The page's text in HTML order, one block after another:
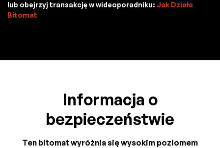
lub obejrzyj transakcję w wideoporadniku: Jak Działa
Bitomat
Informacja o
bezpieczeństwie
Ten bitomat wyróżnia się wysokim poziomem